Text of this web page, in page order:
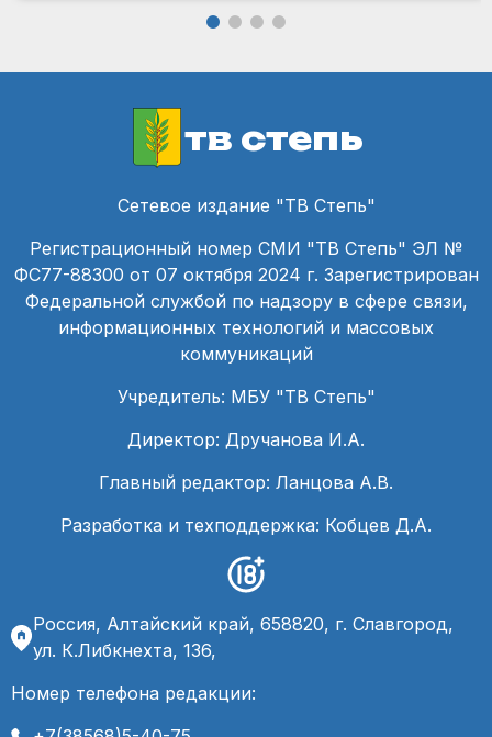
тв степь
Сетевое издание "ТВ Степь"
Регистрационный номер СМИ "ТВ Степь" ЭЛ №
ФС77-88300 от 07 октября 2024 г. Зарегистрирован
Федеральной службой по надзору в сфере связи,
информационных технологий и массовых
коммуникаций
Учредитель: МБУ "ТВ Степь"
Директор: Дручанова И.А.
Главный редактор: Ланцова А.В.
Разработка и техподдержка: Кобцев Д.А.
Россия, Алтайский край, 658820, г. Славгород,
ул. К.Либкнехта, 136,
Номер телефона редакции: